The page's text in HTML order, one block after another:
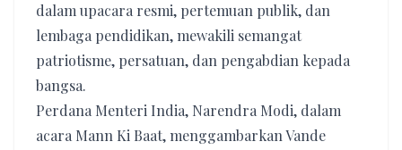
dalam upacara resmi, pertemuan publik, dan
lembaga pendidikan, mewakili semangat
patriotisme, persatuan, dan pengabdian kepada
bangsa.
Perdana Menteri India, Narendra Modi, dalam
acara Mann Ki Baat, menggambarkan Vande